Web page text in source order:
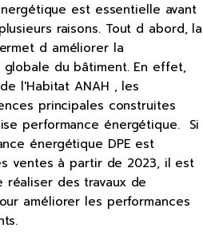
est essentielle avant
raisons. Tout d abord, la
d améliorer la
du bâtiment. En effet,
l'Habitat ANAH , les
principales construites
performance énergétique. Si
énergétique DPE est
ventes à partir de 2023, il est
réaliser des travaux de
améliorer les performances